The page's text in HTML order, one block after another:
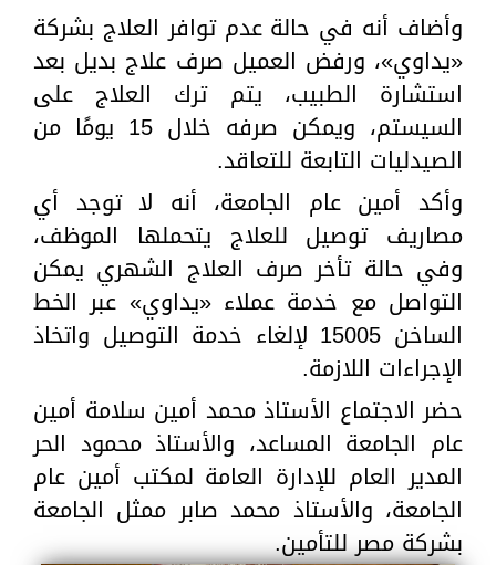
وأضاف أنه في حالة عدم توافر العلاج بشركة
«يداوي»، ورفض العميل صرف علاج بديل بعد
استشارة الطبيب، يتم ترك العلاج على
السيستم، ويمكن صرفه خلال 15 يومًا من
الصيدليات التابعة للتعاقد.
وأكد أمين عام الجامعة، أنه لا توجد أي
مصاريف توصيل للعلاج يتحملها الموظف،
وفي حالة تأخر صرف العلاج الشهري يمكن
التواصل مع خدمة عملاء «يداوي» عبر الخط
الساخن 15005 لإلغاء خدمة التوصيل واتخاذ
الإجراءات اللازمة.
حضر الاجتماع الأستاذ محمد أمين سلامة أمين
عام الجامعة المساعد، والأستاذ محمود الحر
المدير العام للإدارة العامة لمكتب أمين عام
الجامعة، والأستاذ محمد صابر ممثل الجامعة
بشركة مصر للتأمين.